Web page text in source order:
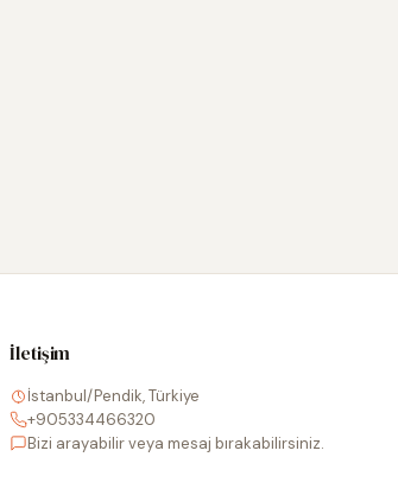
İletişim
İstanbul/Pendik, Türkiye
+905334466320
Bizi arayabilir veya mesaj bırakabilirsiniz.